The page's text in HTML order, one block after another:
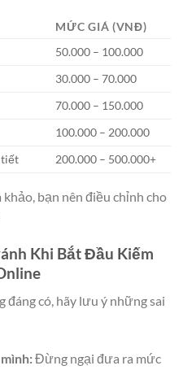
MỨC GIÁ (VNĐ)
50.000 – 100.000
30.000 – 70.000
70.000 – 150.000
100.000 – 200.000
tiết
200.000 – 500.000+
bạn nên điều chỉnh cho
Khi Bắt Đầu Kiếm
có, hãy lưu ý những sai
Đừng ngại đưa ra mức